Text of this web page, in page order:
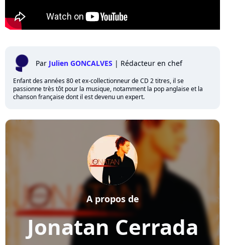
Par Julien GONCALVES | Rédacteur en chef
Enfant des années 80 et ex-collectionneur de CD 2 titres, il se
passionne très tôt pour la musique, notamment la pop anglaise et la
chanson française dont il est devenu un expert.
Jonatan Cerrada
A propos de